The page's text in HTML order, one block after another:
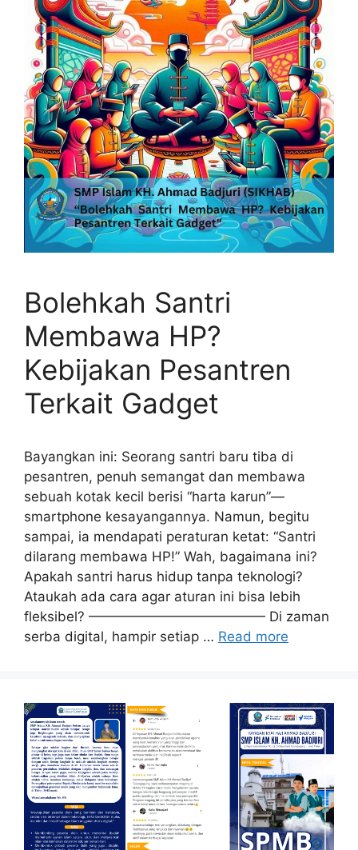
Bolehkah Santri
Membawa HP?
Kebijakan Pesantren
Terkait Gadget
Bayangkan ini: Seorang santri baru tiba di
pesantren, penuh semangat dan membawa
sebuah kotak kecil berisi “harta karun”—
smartphone kesayangannya. Namun, begitu
sampai, ia mendapati peraturan ketat: “Santri
dilarang membawa HP!” Wah, bagaimana ini?
Apakah santri harus hidup tanpa teknologi?
Ataukah ada cara agar aturan ini bisa lebih
fleksibel? ————————————— Di zaman
serba digital, hampir setiap … Read more